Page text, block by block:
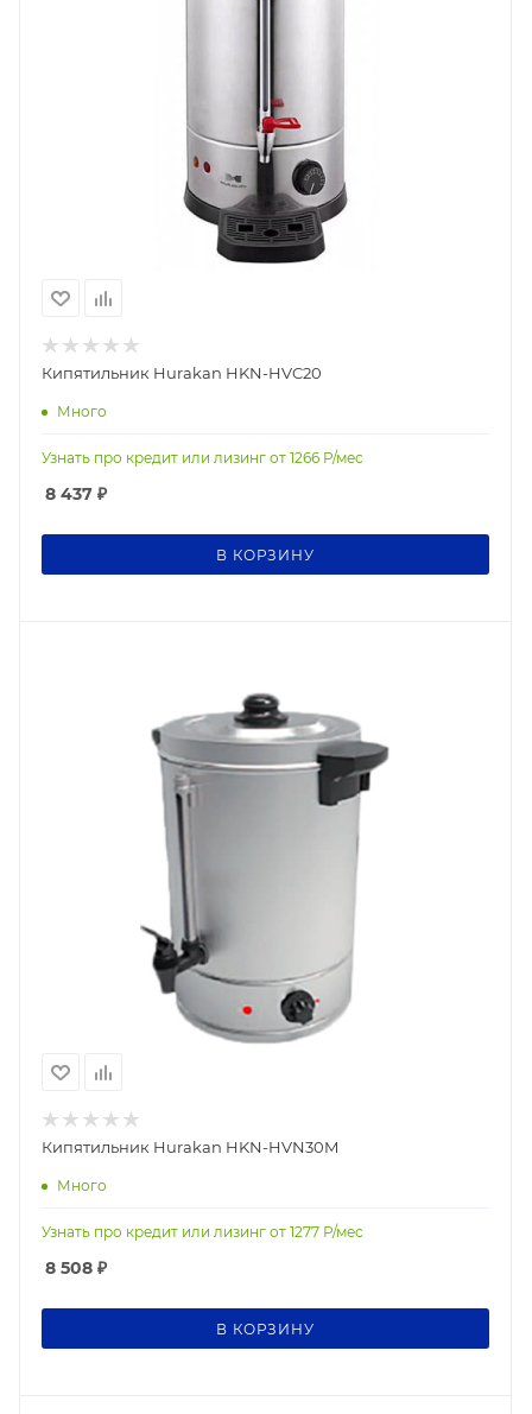
Кипятильник Hurakan HKN-HVC20
Много
Узнать про кредит или лизинг от 1266 Р/мес
8 437 ₽
В КОРЗИНУ
Кипятильник Hurakan HKN-HVN30M
Много
Узнать про кредит или лизинг от 1277 Р/мес
8 508 ₽
В КОРЗИНУ